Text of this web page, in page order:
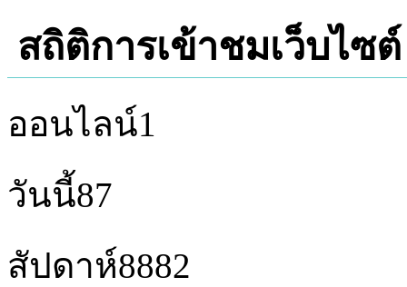
สถิติการเข้าชมเว็บไซต์
ออนไลน์1
วันนี้87
สัปดาห์8882